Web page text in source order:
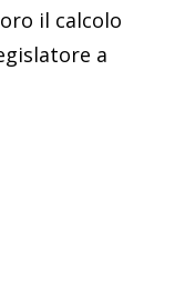
il calcolo
a